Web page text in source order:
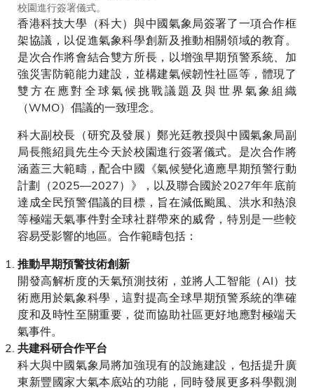
校園進行簽署儀式。
香港科技大學（科大）與中國氣象局簽署了一項合作框
架協議，以促進氣象科學創新及推動相關領域的教育。
是次合作將會結合雙方所長，以增強早期預警系統、加
強災害防範能力建設，並構建氣候韌性社區等，體現了
雙方在應對全球氣候挑戰議題及與世界氣象組織
（WMO）倡議的一致理念。
科大副校長（研究及發展）鄭光廷教授與中國氣象局副
局長熊紹員先生今天於校園進行簽署儀式。是次合作將
涵蓋三大範疇，配合中國《氣候變化適應早期預警行動
計劃（2025—2027）》，以及聯合國於2027年年底前
達成全民預警倡議的目標，旨在減低颱風、洪水和熱浪
等極端天氣事件對全球社群帶來的威脅，特別是一些較
容易受影響的地區。合作範疇包括：
推動早期預警技術創新
開發高解析度的天氣預測技術，並將人工智能（AI）技
術應用於氣象科學，這對提高全球早期預警系統的準確
度和及時性至關重要，從而協助社區更好地應對極端天
氣事件。
共建科研合作平台
科大與中國氣象局將加強現有的設施建設，包括提升廣
東新豐國家大氣本底站的功能，同時發展更多科學觀測